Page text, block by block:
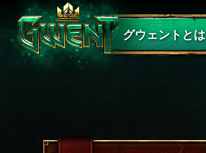
グウェントとは
サポート